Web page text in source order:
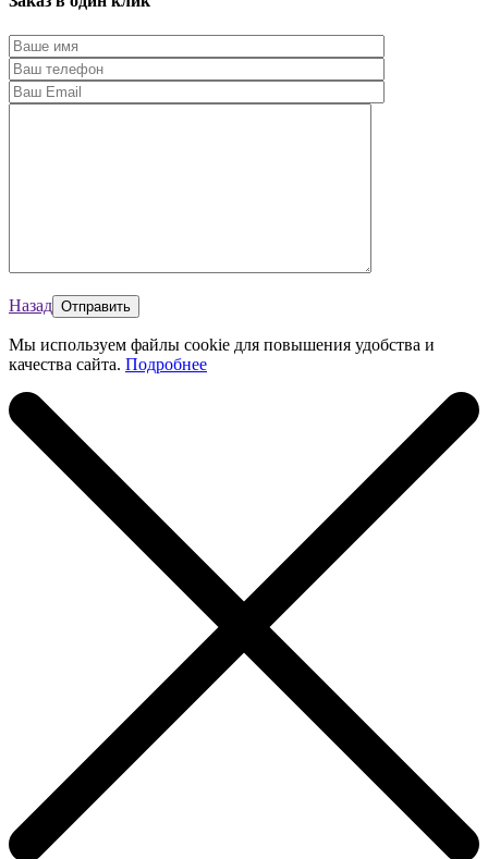
Назад
Мы используем файлы cookie для повышения удобства и
качества сайта. Подробнее